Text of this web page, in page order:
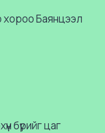
хороо Баянцээл
бүрийг цаг